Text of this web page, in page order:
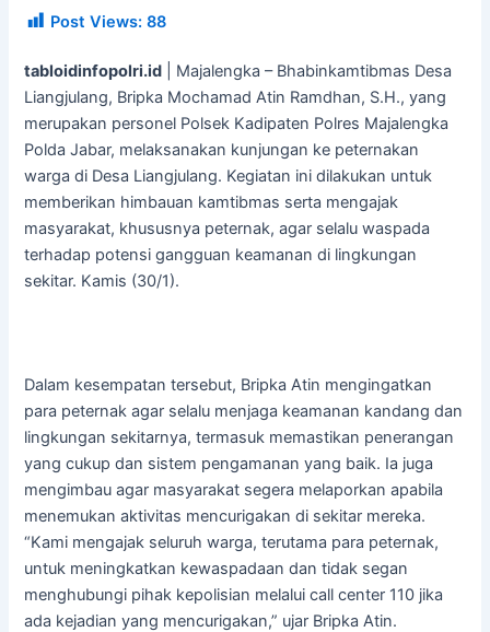
Post Views: 88
tabloidinfopolri.id | Majalengka – Bhabinkamtibmas Desa
Liangjulang, Bripka Mochamad Atin Ramdhan, S.H., yang
merupakan personel Polsek Kadipaten Polres Majalengka
Polda Jabar, melaksanakan kunjungan ke peternakan
warga di Desa Liangjulang. Kegiatan ini dilakukan untuk
memberikan himbauan kamtibmas serta mengajak
masyarakat, khususnya peternak, agar selalu waspada
terhadap potensi gangguan keamanan di lingkungan
sekitar. Kamis (30/1).
Dalam kesempatan tersebut, Bripka Atin mengingatkan
para peternak agar selalu menjaga keamanan kandang dan
lingkungan sekitarnya, termasuk memastikan penerangan
yang cukup dan sistem pengamanan yang baik. Ia juga
mengimbau agar masyarakat segera melaporkan apabila
menemukan aktivitas mencurigakan di sekitar mereka.
“Kami mengajak seluruh warga, terutama para peternak,
untuk meningkatkan kewaspadaan dan tidak segan
menghubungi pihak kepolisian melalui call center 110 jika
ada kejadian yang mencurigakan,” ujar Bripka Atin.